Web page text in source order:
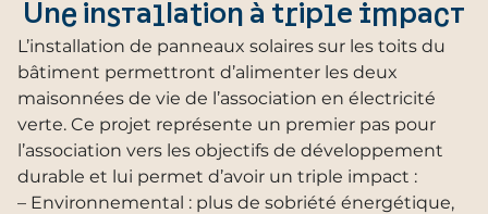
Une installation à triple impact
L’installation de panneaux solaires sur les toits du
bâtiment permettront d’alimenter les deux
maisonnées de vie de l’association en électricité
verte. Ce projet représente un premier pas pour
l’association vers les objectifs de développement
durable et lui permet d’avoir un triple impact :
– Environnemental : plus de sobriété énergétique,